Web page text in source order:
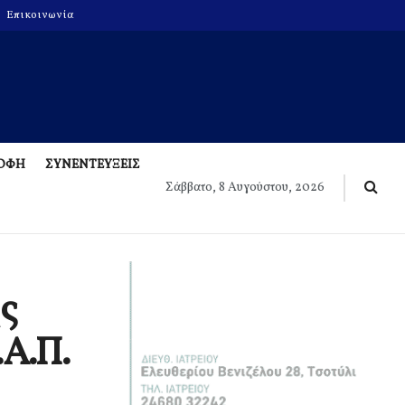
Επικοινωνία
ΣΥΝΕΝΤΕΥΞΕΙΣ
Σάββατο, 8 Αυγούστου, 2026